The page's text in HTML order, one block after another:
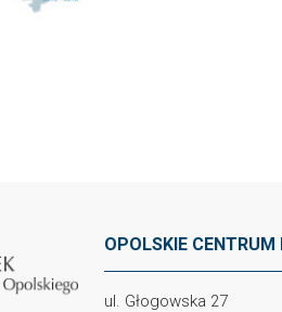
OPOLSKIE CENTRUM
ul. Głogowska 27